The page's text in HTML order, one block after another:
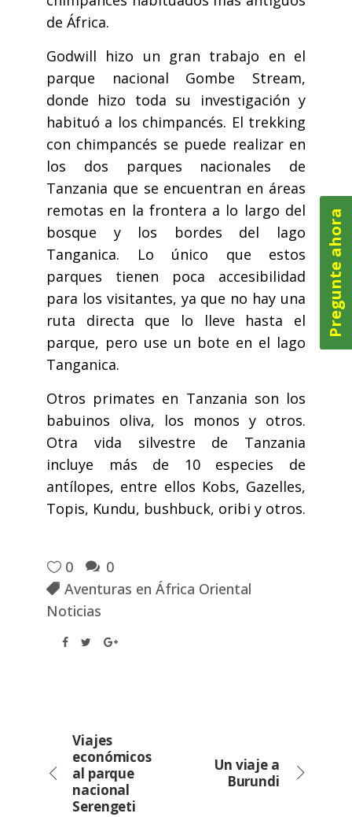
de África.
Godwill hizo un gran trabajo en el
parque nacional Gombe Stream,
donde hizo toda su investigación y
habituó a los chimpancés. El trekking
con chimpancés se puede realizar en
los dos parques nacionales de
Tanzania que se encuentran en áreas
remotas en la frontera a lo largo del
bosque y los bordes del lago
Tanganica. Lo único que estos
parques tienen poca accesibilidad
para los visitantes, ya que no hay una
ruta directa que lo lleve hasta el
parque, pero use un bote en el lago
Tanganica.
Otros primates en Tanzania son los
babuinos oliva, los monos y otros.
Otra vida silvestre de Tanzania
incluye más de 10 especies de
antílopes, entre ellos Kobs, Gazelles,
Topis, Kundu, bushbuck, oribi y otros.
0
0
Aventuras en África Oriental
Noticias
Viajes
económicos
al parque
nacional
Serengeti
Un viaje a
Burundi
Pregunte ahora